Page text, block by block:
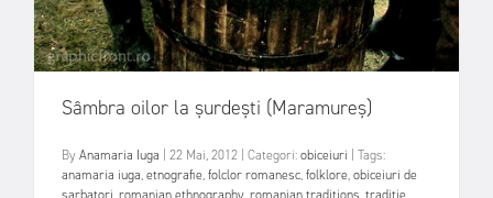
Sâmbra oilor la șurdești (Maramureș)
ByAnamaria Iuga 22 Mai, 2012 Categori:obiceiuri
Tags:
anamaria iuga,etnografie,folclor romanesc,folklore,obiceiuri de